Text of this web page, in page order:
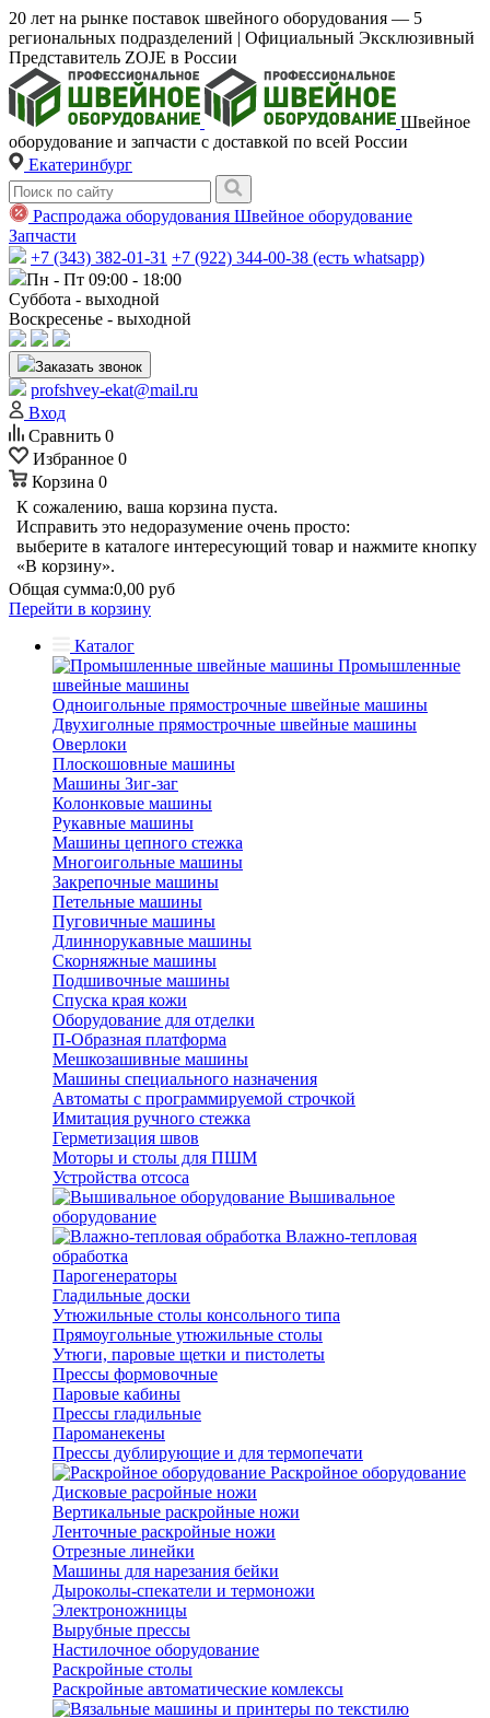
20 лет на рынке поставок швейного оборудования — 5
региональных подразделений | Официальный Эксклюзивный
Представитель ZOJE в России
Швейное
оборудование и запчасти с доставкой по всей России
Екатеринбург
Распродажа оборудования Швейное оборудование
Запчасти
+7 (343) 382-01-31 +7 (922) 344-00-38 (есть whatsapp)
Пн - Пт 09:00 - 18:00
Суббота - выходной
Воскресенье - выходной
Заказать звонок
profshvey-ekat@mail.ru
Вход
Сравнить 0
Избранное 0
Корзина 0
К сожалению, ваша корзина пуста.
Исправить это недоразумение очень просто:
выберите в каталоге интересующий товар и нажмите кнопку
«В корзину».
Общая сумма:0,00 руб
Перейти в корзину
Каталог
Промышленные
швейные машины
Одноигольные прямострочные швейные машины
Двухиголные прямострочные швейные машины
Оверлоки
Плоскошовные машины
Машины Зиг-заг
Колонковые машины
Рукавные машины
Машины цепного стежка
Многоигольные машины
Закрепочные машины
Петельные машины
Пуговичные машины
Длиннорукавные машины
Скорняжные машины
Подшивочные машины
Спуска края кожи
Оборудование для отделки
П-Образная платформа
Мешкозашивные машины
Машины специального назначения
Автоматы с программируемой строчкой
Имитация ручного стежка
Герметизация швов
Моторы и столы для ПШМ
Устройства отсоса
Вышивальное
оборудование
Влажно-тепловая
обработка
Парогенераторы
Гладильные доски
Утюжильные столы консольного типа
Прямоугольные утюжильные столы
Утюги, паровые щетки и пистолеты
Прессы формовочные
Паровые кабины
Прессы гладильные
Пароманекены
Прессы дублирующие и для термопечати
Раскройное оборудование
Дисковые расройные ножи
Вертикальные раскройные ножи
Ленточные раскройные ножи
Отрезные линейки
Машины для нарезания бейки
Дыроколы-спекатели и термоножи
Электроножницы
Вырубные прессы
Настилочное оборудование
Раскройные столы
Раскройные автоматические комлексы